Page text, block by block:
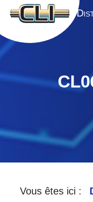
A CCUEIL D
Vous êtes ici :